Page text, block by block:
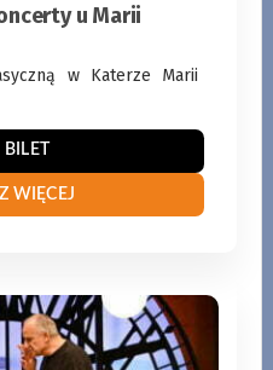
BILET
WIĘCEJ
u Marii
w Katerze Marii